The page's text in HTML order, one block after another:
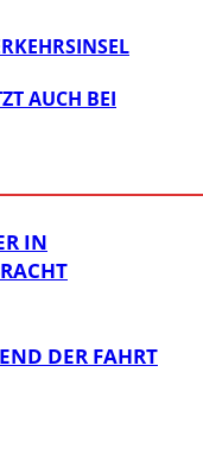
AUCH BEI
IN
DER FAHRT